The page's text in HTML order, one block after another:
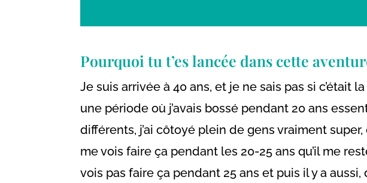
Pourquoi tu t’es lancée dans cette
Je suis arrivée à 40 ans, et je ne sais pas si c’était
une période où j’avais bossé pendant 20 ans
différents, j’ai côtoyé plein de gens vraiment
me vois faire ça pendant les 20-25 ans qu’il me
vois pas faire ça pendant 25 ans et puis il y a